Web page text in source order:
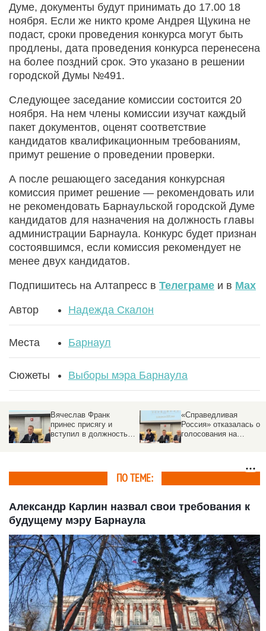
Думе, документы будут принимать до 17.00 18
ноября. Если же никто кроме Андрея Щукина не
подаст, сроки проведения конкурса могут быть
продлены, дата проведения конкурса перенесена
на более поздний срок. Это указано в решении
городской Думы №491.
Следующее заседание комиссии состоится 20
ноября. На нем члены комиссии изучат каждый
пакет документов, оценят соответствие
кандидатов квалификационным требованиям,
примут решение о проведении проверки.
А после решающего заседания конкурсная
комиссия примет решение — рекомендовать или
не рекомендовать Барнаульской городской Думе
кандидатов для назначения на должность главы
администрации Барнаула. Конкурс будет признан
состоявшимся, если комиссия рекомендует не
менее двух кандидатов.
Подпишитесь на Алтапресс в Телеграме и в Max
Автор Надежда Скалон
Места Барнаул
Сюжеты Выборы мэра Барнаула
Вячеслав Франк
принес присягу и
вступил в должность
«Справедливая
Россия» отказалась от
голосования на
ПО ТЕМЕ:
Александр Карлин назвал свои требования к
будущему мэру Барнаула